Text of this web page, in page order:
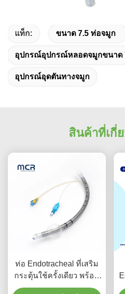
แท็ก: ขนาด 7.5 ท่อจมูก
อุปกรณ์อุปกรณ์หลอดจมูกขนาด
อุปกรณ์อุดตันทางจมูก
สินค้าที่เกี่
ท่อ Endotracheal ที่เสริม
กระตุ้นใช้ครั้งเดียว พร้อม
ช่องดูด เพื่อป้องกัน VAP